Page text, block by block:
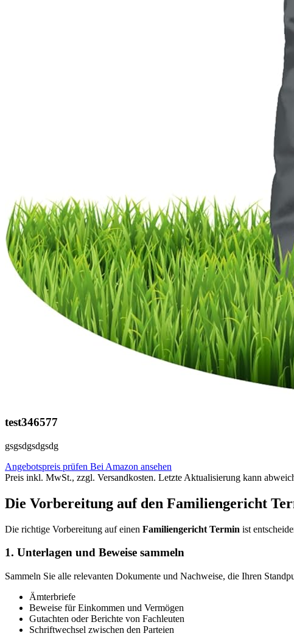
test346577
gsgsdgsdgsdg
Angebotspreis prüfen Bei Amazon ansehen
Preis inkl. MwSt., zzgl. Versandkosten. Letzte Aktualisierung kann
Die Vorbereitung auf den Familiengericht
Die richtige Vorbereitung auf einen Familiengericht Termin ist
1. Unterlagen und Beweise sammeln
Sammeln Sie alle relevanten Dokumente und Nachweise, die Ihren
Ämterbriefe
Beweise für Einkommen und Vermögen
Gutachten oder Berichte von Fachleuten
Schriftwechsel zwischen den Parteien